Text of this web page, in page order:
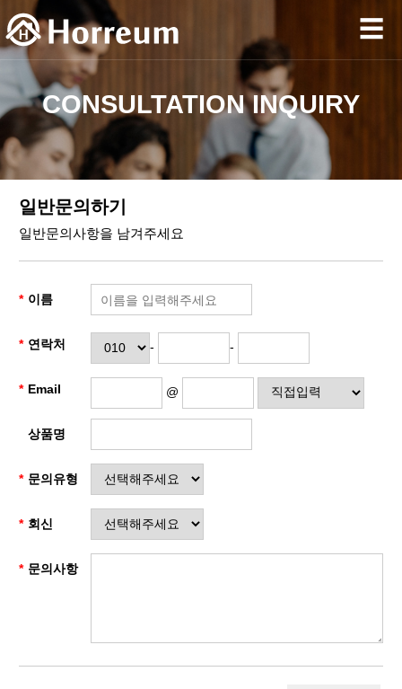
☰
CONSULTATION INQUIRY
일반문의하기
일반문의사항을 남겨주세요
이름
연락처 - -
Email @
상품명
문의유형
회신
문의사항